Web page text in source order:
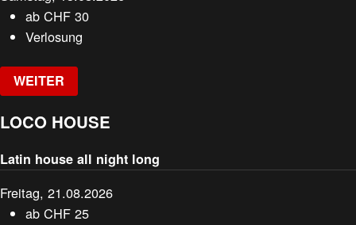
abCHF 30
Verlosung
WEITER
LOCO HOUSE
Latin house all night long
Freitag, 21.08.2026
abCHF 25